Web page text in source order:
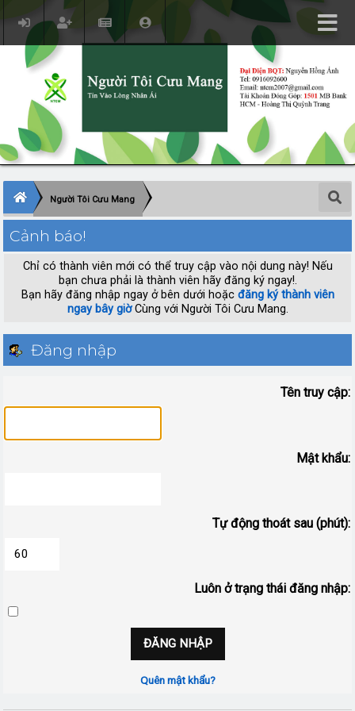
Người Tôi Cưu Mang
Cảnh báo!
Chỉ có thành viên mới có thể truy cập vào nội dung này! Nếu
bạn chưa phải là thành viên hãy đăng ký ngay!.
Bạn hãy đăng nhập ngay ở bên dưới hoặc đăng ký thành viên
ngay bây giờCùng với Người Tôi Cưu Mang.
Đăng nhập
Tên truy cập:
Mật khẩu:
Tự động thoát sau (phút):
Luôn ở trạng thái đăng nhập:
Quên mật khẩu?